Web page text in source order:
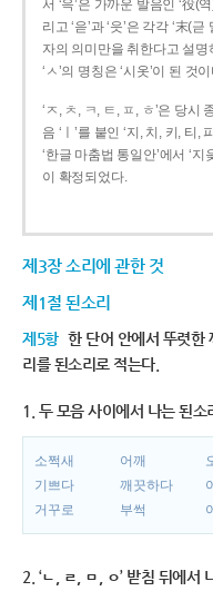
서 ‘윽’은 가까운 발음인 ‘役(
리고 ‘읃’과 ‘읏’은 각각 ‘末(
자의 의미만을 취한다고 설명
‘ㅅ’의 명칭은 ‘시옷’이 된 것
‘ㅈ, ㅊ, ㅋ, ㅌ, ㅍ, ㅎ’은 당
음 ‘ㅣ’를 붙인 ‘지, 치, 키, 티
‘한글 마춤법 통일안’에서 ‘
이 확정되었다.
제3장 소리에 관한 것
제1절 된소리
제5항 한 단어 안에서 뚜렷한
리를 된소리로 적는다.
1. 두 모음 사이에서 나는 된소
소쩍새 어깨
기쁘다
깨끗하다
거꾸로
부썩
2. ‘ㄴ, ㄹ, ㅁ, ㅇ’ 받침 뒤에서